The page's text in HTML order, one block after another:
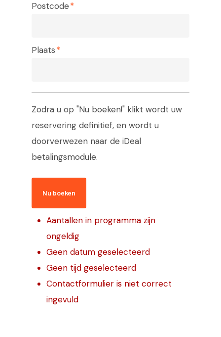
Postcode
Plaats
Zodra u op "Nu boeken!" klikt wordt uw
reservering definitief, en wordt u
doorverwezen naar de iDeal
betalingsmodule.
Nu boeken
Aantallen in programma zijn
ongeldig
Geen datum geselecteerd
Geen tijd geselecteerd
Contactformulier is niet correct
ingevuld
BBQ Donut huren
Scooterverhuur
Sloepverhuur
Contact